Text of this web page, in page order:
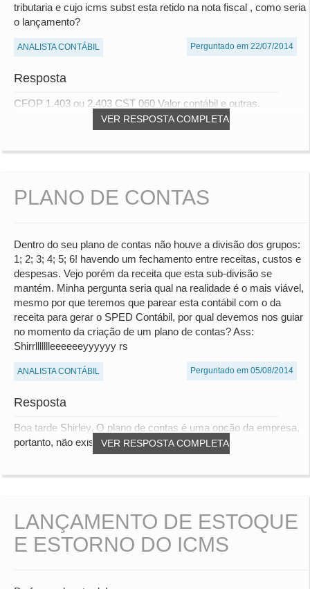
tributaria e cujo icms subst esta retido na nota fiscal , como seria
o lançamento?
ANALISTA CONTÁBIL Perguntado em 22/07/2014
Resposta
VER RESPOSTA COMPLETA
CFOP 1.403 ou 2.403 CST 060 Valor contábil e outras.
PLANO DE CONTAS
Dentro do seu plano de contas não houve a divisão dos grupos:
1; 2; 3; 4; 5; 6! havendo um fechamento entre receitas, custos e
despesas. Vejo porém da receita que esta sub-divisão se
mantém. Minha pergunta seria qual na realidade é o mais viável,
mesmo por que teremos que parear esta contábil com o da
receita para gerar o SPED Contábil, por qual devemos nos guiar
no momento da criação de um plano de contas? Ass:
Shirrllllllleeeeeeyyyyyy rs
ANALISTA CONTÁBIL Perguntado em 05/08/2014
Resposta
VER RESPOSTA COMPLETA
Boa tarde Shirley, O plano de contas é uma opção da empresa,
portanto, não existe um modelo correto...
LANÇAMENTO DE ESTOQUE
E ESTORNO DO ICMS